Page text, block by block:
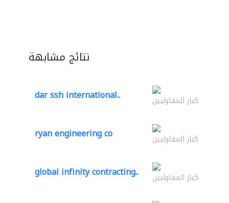
نتائج مشابهة
dar ssh international.. كبار المقاوليين
ryan engineering co كبار المقاوليين
global infinity contracting.. كبار المقاوليين